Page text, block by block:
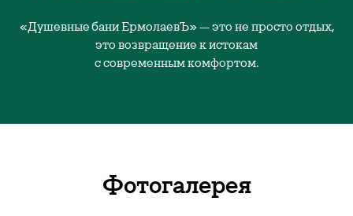
«Душевные бани ЕрмолаевЪ» — это не просто отдых,
это возвращение к истокам
с современным комфортом.
Фотогалерея